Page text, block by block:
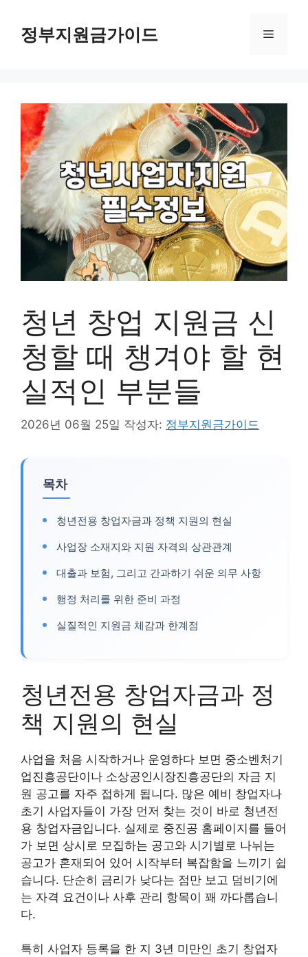
정부지원금가이드 메
청년 창업 지원금 신
청할 때 챙겨야 할 현
실적인 부분들
2026년 06월 25일 작성자: 정부지원금가이드
목차
청년전용 창업자금과 정책 지원의 현실
사업장 소재지와 지원 자격의 상관관계
대출과 보험, 그리고 간과하기 쉬운 의무 사항
행정 처리를 위한 준비 과정
실질적인 지원금 체감과 한계점
청년전용 창업자금과 정
책 지원의 현실
사업을 처음 시작하거나 운영하다 보면 중소벤처기
업진흥공단이나 소상공인시장진흥공단의 자금 지
원 공고를 자주 접하게 됩니다. 많은 예비 창업자나
초기 사업자들이 가장 먼저 찾는 것이 바로 청년전
용 창업자금입니다. 실제로 중진공 홈페이지를 들어
가 보면 상시로 모집하는 공고와 시기별로 나뉘는
공고가 혼재되어 있어 시작부터 복잡함을 느끼기 쉽
습니다. 단순히 금리가 낮다는 점만 보고 덤비기에
는 자격 요건이나 사후 관리 항목이 꽤 까다롭습니
다.
특히 사업자 등록을 한 지 3년 미만인 초기 창업자